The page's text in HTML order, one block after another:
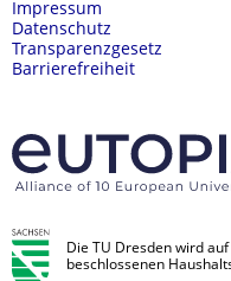
Impressum
Datenschutz
Transparenzgesetz
Barrierefreiheit
Die TU Dresden wird
beschlossenen